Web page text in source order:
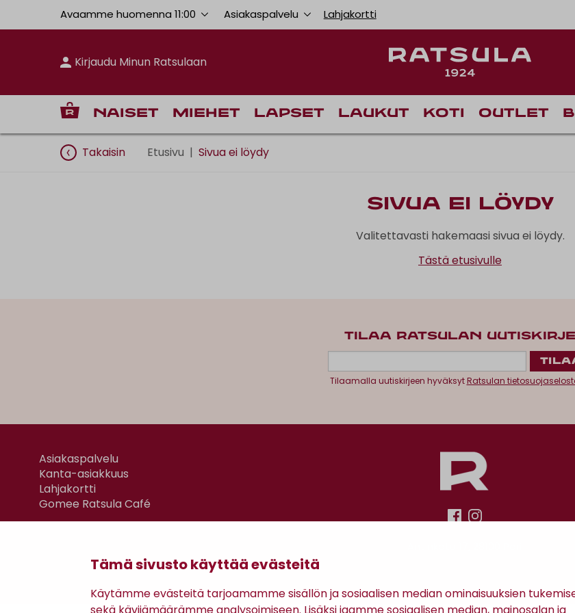
Tämä sivusto käyttää evästeitä
Käytämme evästeitä tarjoamamme sisällön ja sosiaalisen median ominaisuuksien
Avaamme huomenna 11:00 Asiakaspalvelu Lahjakortti
Kirjaudu Minun Ratsulaan
Naiset Miehet Lapset Laukut Koti Outlet
Takaisin Etusivu | Sivua ei löydy
Sivua ei löydy
Valitettavasti hakemaasi sivua ei löydy.
Tästä etusivulle
TILAA RATSULAN UUTISKIRJE
Tilaamalla uutiskirjeen hyväksytRatsulan
Asiakaspalvelu
Kanta-asiakkuus
Lahjakortti
Gomee Ratsula Café